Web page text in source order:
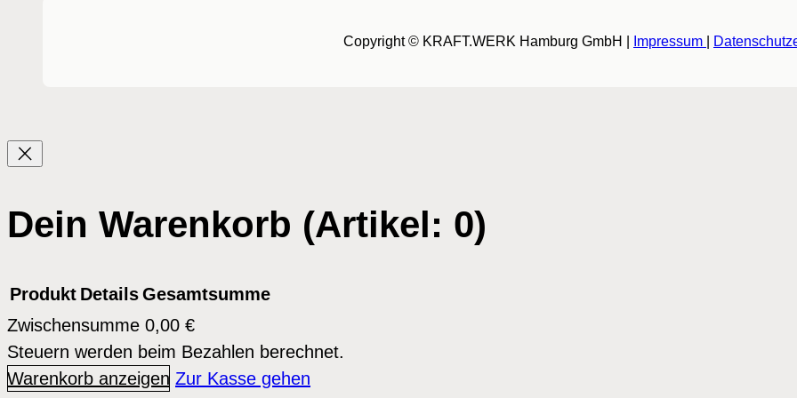
Copyright © KRAFT.WERK Hamburg GmbH | Impressum
Dein Warenkorb (Artikel: 0)
Produkte
Produkt DetailsGesamtsumme
Zwischensumme 0,00 €
Steuern werden beim Bezahlen berechnet.
Warenkorb anzeigen Zur Kasse gehen